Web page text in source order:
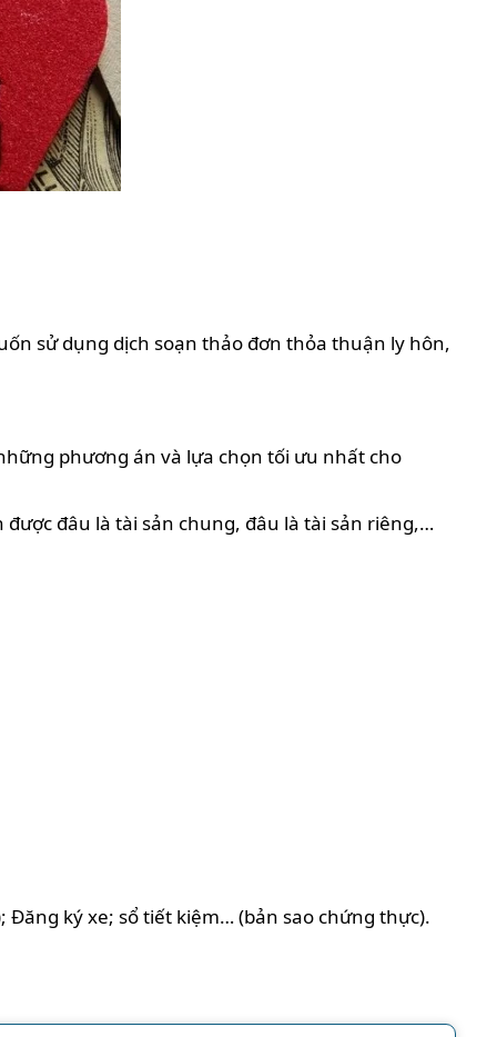
sử dụng dịch soạn thảo đơn thỏa thuận ly hôn,
phương án và lựa chọn tối ưu nhất cho
đâu là tài sản chung, đâu là tài sản riêng,…
ký xe; sổ tiết kiệm… (bản sao chứng thực).